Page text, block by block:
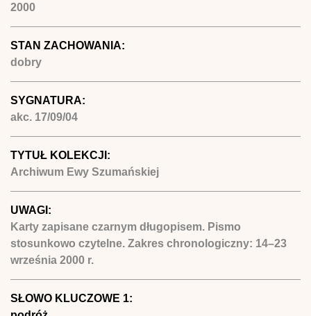
2000
STAN ZACHOWANIA:
dobry
SYGNATURA:
akc. 17/09/04
TYTUŁ KOLEKCJI:
Archiwum Ewy Szumańskiej
UWAGI:
Karty zapisane czarnym długopisem. Pismo
stosunkowo czytelne. Zakres chronologiczny: 14–23
września 2000 r.
SŁOWO KLUCZOWE 1: